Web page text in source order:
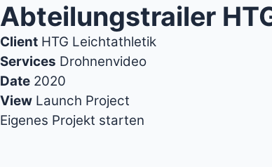
Abteilungstrailer
Client HTG Leichtathletik
Services Drohnenvideo
Date 2020
View Launch Project
Eigenes Projekt starten